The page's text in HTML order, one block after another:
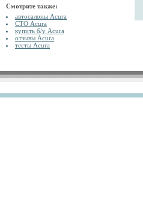
Смотрите также:
автосалоны Acura
СТО Acura
купить б/у Acura
отзывы Acura
тесты Acura